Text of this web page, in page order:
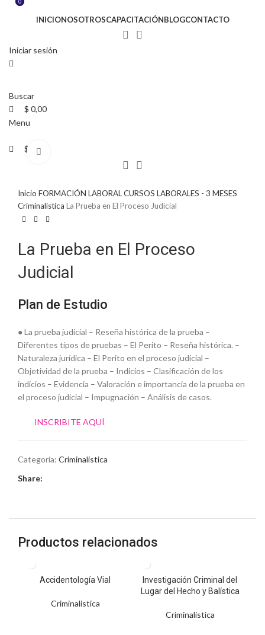
INICIONOSOTROSCAPACITACIÓNBLOGCONTACTO
Iniciar sesión
Buscar
0
$ 0,00
Menu
0
$ 0,00
Inicio FORMACIÓN LABORAL CURSOS LABORALES - 3 MESES
Criminalistica La Prueba en El Proceso Judicial
La Prueba en El Proceso
Judicial
Plan de Estudio
● La prueba judicial – Reseña histórica de la prueba –
Diferentes tipos de pruebas – El Perito – Reseña histórica. –
Naturaleza jurídica – El Perito en el proceso judicial –
Objetividad de la prueba – Indicios – Clasificación de los
indicios – Evidencia – Valoración e importancia de la prueba en
el proceso judicial – Impugnación – Análisis de casos.
INSCRIBITE AQUÍ
Categoría: Criminalistica
Share:
Productos relacionados
Accidentología Vial
Criminalistica
Investigación Criminal del
Lugar del Hecho y Balística
Criminalistica